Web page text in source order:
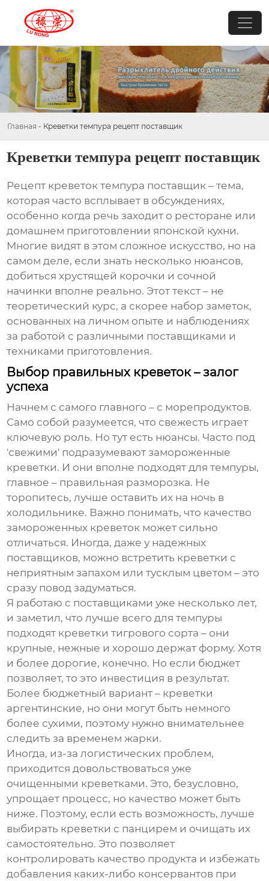
Главная - Креветки темпура рецепт поставщик
Креветки темпура рецепт поставщик
Рецепт креветок темпура поставщик – тема,
которая часто всплывает в обсуждениях,
особенно когда речь заходит о ресторане или
домашнем приготовлении японской кухни.
Многие видят в этом сложное искусство, но на
самом деле, если знать несколько нюансов,
добиться хрустящей корочки и сочной
начинки вполне реально. Этот текст – не
теоретический курс, а скорее набор заметок,
основанных на личном опыте и наблюдениях
за работой с различными поставщиками и
техниками приготовления.
Выбор правильных креветок – залог
успеха
Начнем с самого главного – с морепродуктов.
Само собой разумеется, что свежесть играет
ключевую роль. Но тут есть нюансы. Часто под
'свежими' подразумевают замороженные
креветки. И они вполне подходят для темпуры,
главное – правильная разморозка. Не
торопитесь, лучше оставить их на ночь в
холодильнике. Важно понимать, что качество
замороженных креветок может сильно
отличаться. Иногда, даже у надежных
поставщиков, можно встретить креветки с
неприятным запахом или тусклым цветом – это
сразу повод задуматься.
Я работаю с поставщиками уже несколько лет,
и заметил, что лучше всего для темпуры
подходят креветки тигрового сорта – они
крупные, нежные и хорошо держат форму. Хотя
и более дорогие, конечно. Но если бюджет
позволяет, то это инвестиция в результат.
Более бюджетный вариант – креветки
аргентинские, но они могут быть немного
более сухими, поэтому нужно внимательнее
следить за временем жарки.
Иногда, из-за логистических проблем,
приходится довольствоваться уже
очищенными креветками. Это, безусловно,
упрощает процесс, но качество может быть
ниже. Поэтому, если есть возможность, лучше
выбирать креветки с панцирем и очищать их
самостоятельно. Это позволяет
контролировать качество продукта и избежать
добавления каких-либо консервантов при